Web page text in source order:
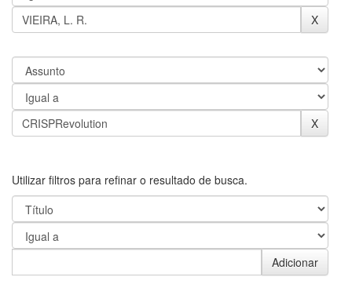
Utilizar filtros para refinar o resultado de busca.